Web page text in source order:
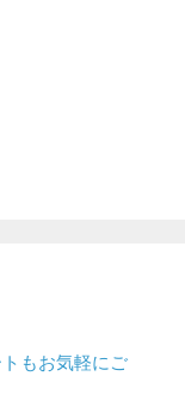
もお気軽にご